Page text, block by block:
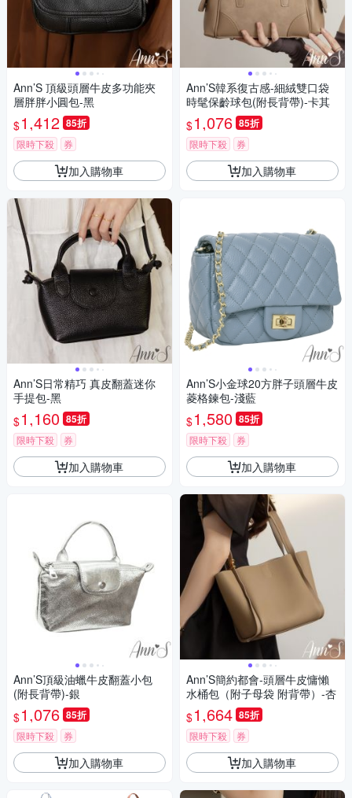
Ann’S 頂級頭層牛皮多功能夾
層胖胖小圓包-黑
$1,412 85折
限時下殺 券
加入購物車
Ann’S日常精巧 真皮翻蓋迷你
手提包-黑
$1,160 85折
限時下殺 券
加入購物車
Ann’S頂級油蠟牛皮翻蓋小包
(附長背帶)-銀
$1,076 85折
限時下殺 券
加入購物車
Ann’S韓系復古感-細絨雙口袋
時髦保齡球包(附長背帶)-卡其
$1,076 85折
限時下殺 券
加入購物車
Ann’S小金球20方胖子頭層牛皮
菱格鍊包-淺藍
$1,580 85折
限時下殺 券
加入購物車
Ann’S簡約都會-頭層牛皮慵懶
水桶包（附子母袋 附背帶）-杏
$1,664 85折
限時下殺 券
加入購物車